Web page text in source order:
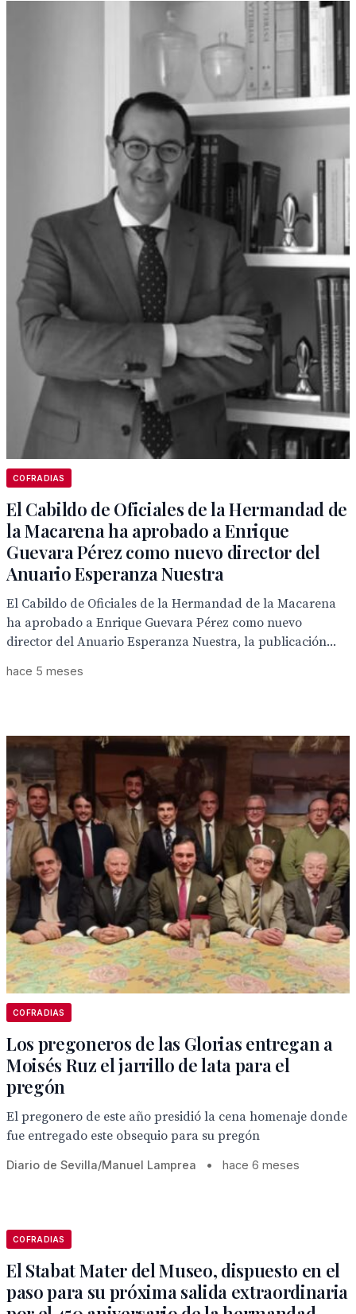
COFRADIAS
El Cabildo de Oficiales de la Hermandad de
la Macarena ha aprobado a Enrique
Guevara Pérez como nuevo director del
Anuario Esperanza Nuestra
El Cabildo de Oficiales de la Hermandad de la Macarena
ha aprobado a Enrique Guevara Pérez como nuevo
director del Anuario Esperanza Nuestra, la publicación...
hace 5 meses
COFRADIAS
Los pregoneros de las Glorias entregan a
Moisés Ruz el jarrillo de lata para el
pregón
El pregonero de este año presidió la cena homenaje donde
fue entregado este obsequio para su pregón
Diario de Sevilla/Manuel Lamprea • hace 6 meses
COFRADIAS
El Stabat Mater del Museo, dispuesto en el
paso para su próxima salida extraordinaria